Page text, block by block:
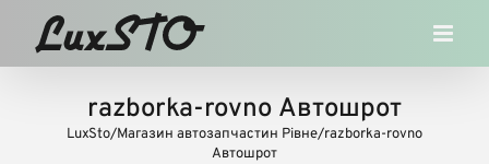
content
razborka-rovno Автошрот
LuxSto/Магазин автозапчастин Рівне/razborka-rovno
Автошрот